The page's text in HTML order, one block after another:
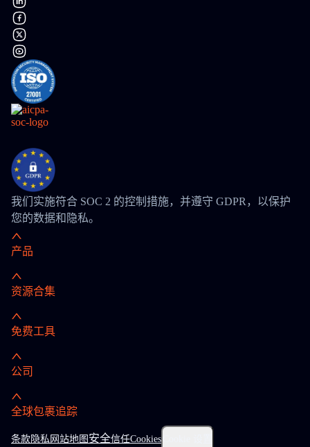
我们实施符合 SOC 2 的控制措施，并遵守 GDPR，以保护
您的数据和隐私。
产品
资源合集
免费工具
公司
全球包裹追踪
条款隐私 网站地图 安全信任Cookies